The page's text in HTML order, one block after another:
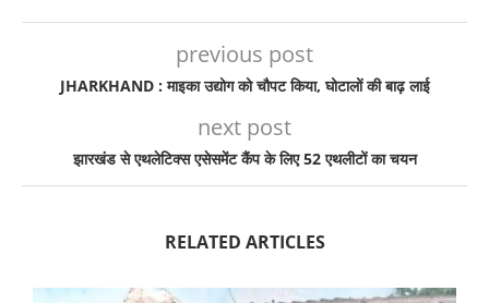
previous post
JHARKHAND : माइका उद्योग को चौपट किया, घोटालों की बाढ़ लाई
next post
झारखंड से एथलेटिक्स एसेसमेंट कैंप के लिए 52 एथलीटों का चयन
RELATED ARTICLES